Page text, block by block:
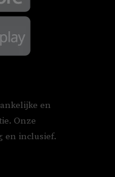
en
Onze
en inclusief.